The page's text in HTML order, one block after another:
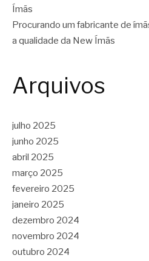
Ímãs
Procurando um fabricante de
a qualidade da New Ímãs
Arquivos
julho 2025
junho 2025
abril 2025
março 2025
fevereiro 2025
janeiro 2025
dezembro 2024
novembro 2024
outubro 2024